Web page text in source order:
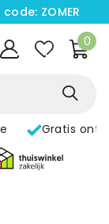
ZOMER
0
Gratis